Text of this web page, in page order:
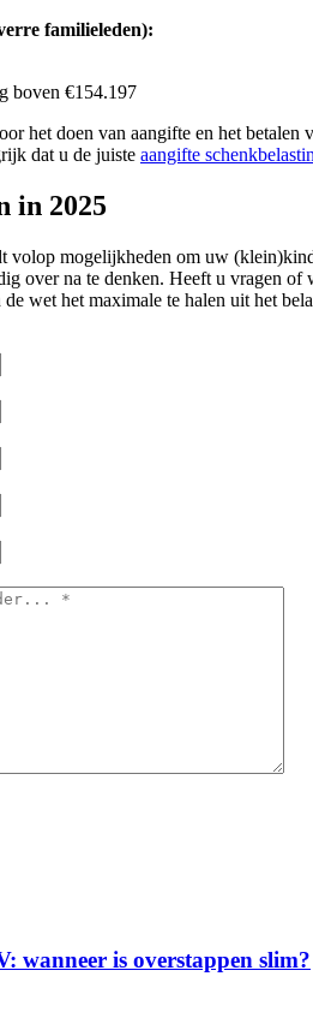
familieleden):
boven €154.197
het doen van aangifte en het
dat u de juiste aangifte
in 2025
volop mogelijkheden om uw
over na te denken. Heeft u vragen
wet het maximale te halen uit het
wanneer is overstappen slim?